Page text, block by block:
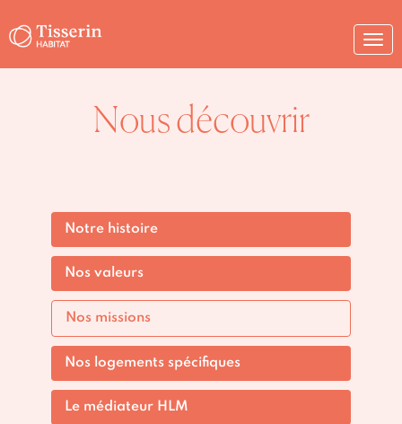
Nous découvrir
Notre histoire
Nos valeurs
Nos missions
Nos logements spécifiques
Le médiateur HLM